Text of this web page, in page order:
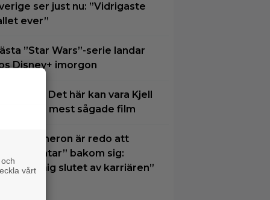
ser just nu: ”Vidrigaste
ever”
”Star Wars”-serie landar
Disney+ imorgon
tv ikväll: Det här kan vara Kjell
mest sågade film
Cameron är redo att
”Avatar” bakom sig:
mig slutet av karriären”
vårt